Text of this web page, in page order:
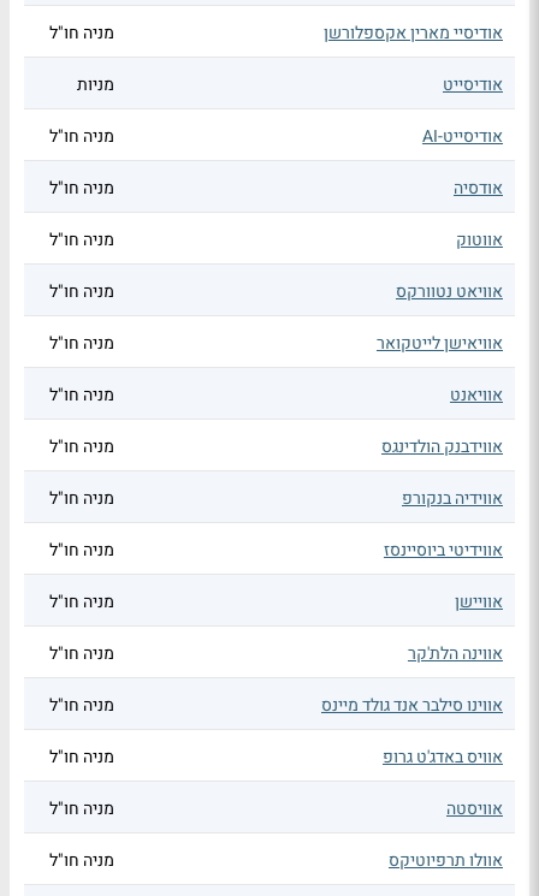
אודיסיי מארין אקספלורשן מניה חו"ל
אודיסייט מניות
אודיסייט-AI מניה חו"ל
אודסיה מניה חו"ל
אווטוק מניה חו"ל
אוויאט נטוורקס מניה חו"ל
אוויאישן לייטקואר מניה חו"ל
אוויאנט מניה חו"ל
אווידבנק הולדינגס מניה חו"ל
אווידיה בנקורפ מניה חו"ל
אווידיטי ביוסיינסז מניה חו"ל
אוויישן מניה חו"ל
אווינה הלת'קר מניה חו"ל
אווינו סילבר אנד גולד מיינס מניה חו"ל
אוויס באדג'ט גרופ מניה חו"ל
אוויסטה מניה חו"ל
אוולו תרפיוטיקס מניה חו"ל